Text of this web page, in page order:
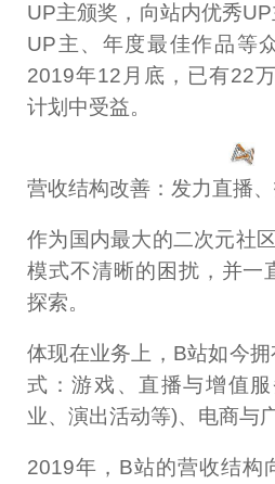
UP主颁奖，向站内优秀
UP主、年度最佳作品等
2019年12月底，已有22
计划中受益。
营收结构改善：发力直播
作为国内最大的二次元社
模式不清晰的困扰，并一
探索。
体现在业务上，B站如今
式：游戏、直播与增值
业、演出活动等)、电商与
2019年，B站的营收结构